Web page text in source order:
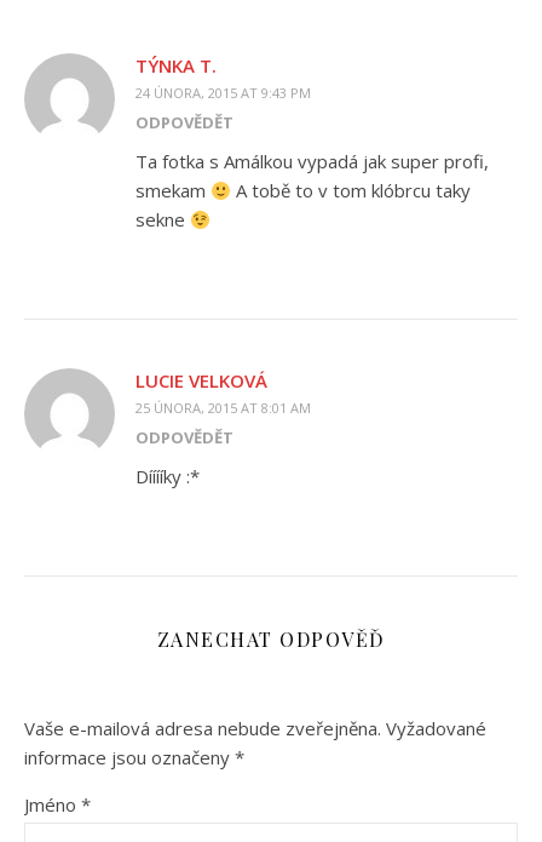
TÝNKA T.
24 ÚNORA, 2015 AT 9:43 PM
ODPOVĚDĚT
Ta fotka s Amálkou vypadá jak super profi,
smekam
A tobě to v tom klóbrcu taky
sekne
LUCIE VELKOVÁ
25 ÚNORA, 2015 AT 8:01 AM
ODPOVĚDĚT
Dííííky :*
ZANECHAT ODPOVĚĎ
Vaše e-mailová adresa nebude zveřejněna. Vyžadované
informace jsou označeny *
Jméno *